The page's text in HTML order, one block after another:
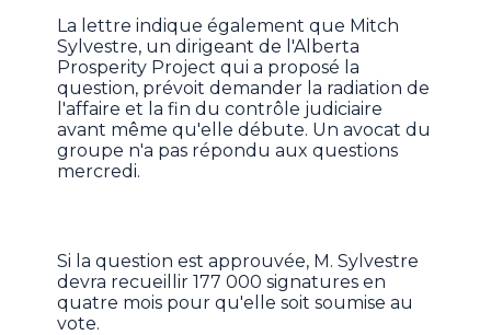
La lettre indique également que Mitch
Sylvestre, un dirigeant de l'Alberta
Prosperity Project qui a proposé la
question, prévoit demander la radiation de
l'affaire et la fin du contrôle judiciaire
avant même qu'elle débute. Un avocat du
groupe n'a pas répondu aux questions
mercredi.
Si la question est approuvée, M. Sylvestre
devra recueillir 177 000 signatures en
quatre mois pour qu'elle soit soumise au
vote.